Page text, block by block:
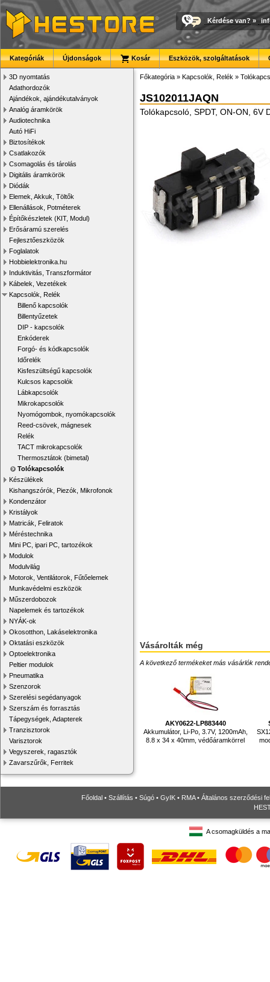
Kérdése van? »
Kategóriák Újdonságok Kosár Eszközök, szolgáltatások
3D nyomtatás
Adathordozók
Ajándékok, ajándékutalványok
Analóg áramkörök
Audiotechnika
Autó HiFi
Biztosítékok
Csatlakozók
Csomagolás és tárolás
Digitális áramkörök
Diódák
Elemek, Akkuk, Töltők
Ellenállások, Potméterek
Építőkészletek (KIT, Modul)
Erősáramú szerelés
Fejlesztőeszközök
Foglalatok
Hobbielektronika.hu
Induktivitás, Transzformátor
Kábelek, Vezetékek
Kapcsolók, Relék
Billenő kapcsolók
Billentyűzetek
DIP - kapcsolók
Enkóderek
Forgó- és kódkapcsolók
Időrelék
Kisfeszültségű kapcsolók
Kulcsos kapcsolók
Lábkapcsolók
Mikrokapcsolók
Nyomógombok, nyomókapcsolók
Reed-csövek, mágnesek
Relék
TACT mikrokapcsolók
Thermosztátok (bimetal)
Tolókapcsolók
Készülékek
Kishangszórók, Piezók, Mikrofonok
Kondenzátor
Kristályok
Matricák, Feliratok
Méréstechnika
Mini PC, ipari PC, tartozékok
Modulok
Modulvilág
Motorok, Ventilátorok, Fűtőelemek
Munkavédelmi eszközök
Műszerdobozok
Napelemek és tartozékok
NYÁK-ok
Okosotthon, Lakáselektronika
Oktatási eszközök
Optoelektronika
Peltier modulok
Pneumatika
Szenzorok
Szerelési segédanyagok
Szerszám és forrasztás
Tápegységek, Adapterek
Tranzisztorok
Varisztorok
Vegyszerek, ragasztók
Zavarszűrők, Ferritek
Főkategória » Kapcsolók, Relék »
JS102011JAQN
Tolókapcsoló, SPDT, ON-ON, 6V
Vásárolták még
A következő termékeket más vásárlók
AKY0622-LP883440
Akkumulátor, Li-Po, 3.7V, 1200mAh,
8.8 x 34 x 40mm, védőáramkörrel
Főoldal • Szállítás • Súgó • GyIK • RMA• Általános szerződési
A csomagküldés a